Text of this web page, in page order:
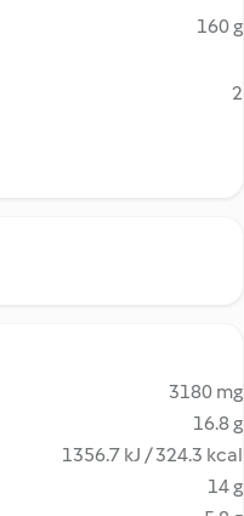
160 g
2
3180 mg
16.8 g
1356.7 kJ / 324.3 kcal
14 g